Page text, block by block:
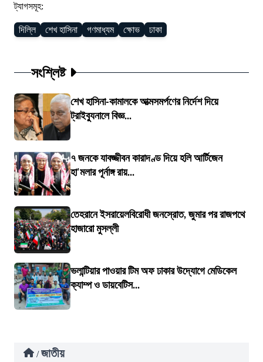
ট্যাগসমূহ:
দিল্লি শেখ হাসিনা গণমাধ্যম ক্ষোভ ঢাকা
সংশ্লিষ্ট
শেখ হাসিনা-কামালকে আত্মসমর্পণের নির্দেশ দিয়ে
ট্রাইব্যুনালে বিজ্ঞ...
৭ জনকে যাবজ্জীবন কারাদণ্ড দিয়ে হলি আর্টিজেন
হা'মলার পূর্নাঙ্গ রায়...
তেহরানে ইসরায়েলবিরোধী জনস্রোত, জুমার পর রাজপথে
হাজারো মুসল্লী
ভলান্টিয়ার পাওয়ার টিম অফ ঢাকার উদ্যোগে মেডিকেল
ক্যাম্প ও ডায়বেটিস...
/ জাতীয়